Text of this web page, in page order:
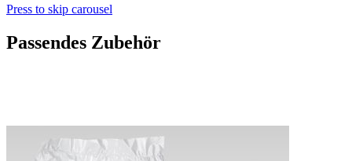
Press to skip carousel
Passendes Zubehör